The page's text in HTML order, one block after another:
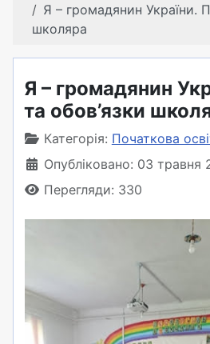
Я – громадянин України.
школяра
Я – громадянин
та обов’язки
Категорія: Початкова
Опубліковано: 03 травня
Перегляди: 330